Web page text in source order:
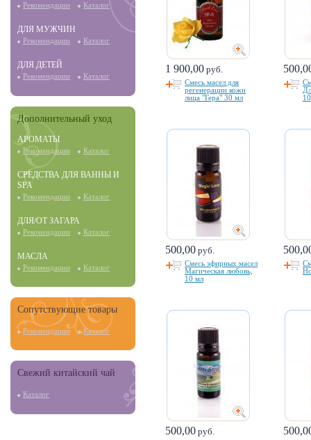
Рекомендации Каталог
ДЛЯ МУЖЧИН
Рекомендации Каталог
ДЛЯ ДЕТЕЙ
Рекомендации Каталог
Дополнительный уход
АРОМАТЫ
Рекомендации Каталог
СРЕДСТВА ДЛЯ ВАННЫ И
SPA
Рекомендации Каталог
ДЛЯ/ОТ ЗАГАРА
Рекомендации Каталог
МАСЛА
Рекомендации Каталог
Сопутствующие товары
Рекомендации Каталог
Свежий китайский чай
Каталог
1 900,00 руб.
Смесь масел для
регенерации кожи
лица "Гера" 30 мл
500,00 руб.
Смесь эфирных масел
Магическая любовь,
10 мл
500,00 руб.